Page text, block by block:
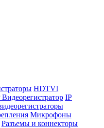
HDTVI
Видеорегистратор IP
Микрофоны
Разъемы и коннекторы